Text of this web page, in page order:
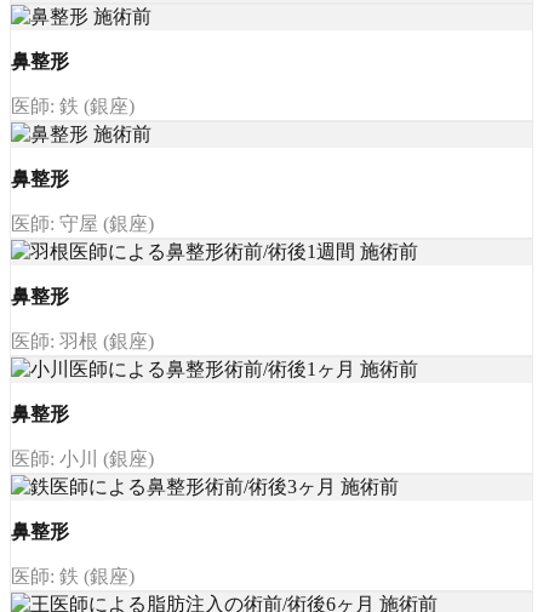
鼻整形
医師: 鉄 (銀座)
鼻整形
医師: 守屋 (銀座)
鼻整形
医師: 羽根 (銀座)
鼻整形
医師: 小川 (銀座)
鼻整形
医師: 鉄 (銀座)